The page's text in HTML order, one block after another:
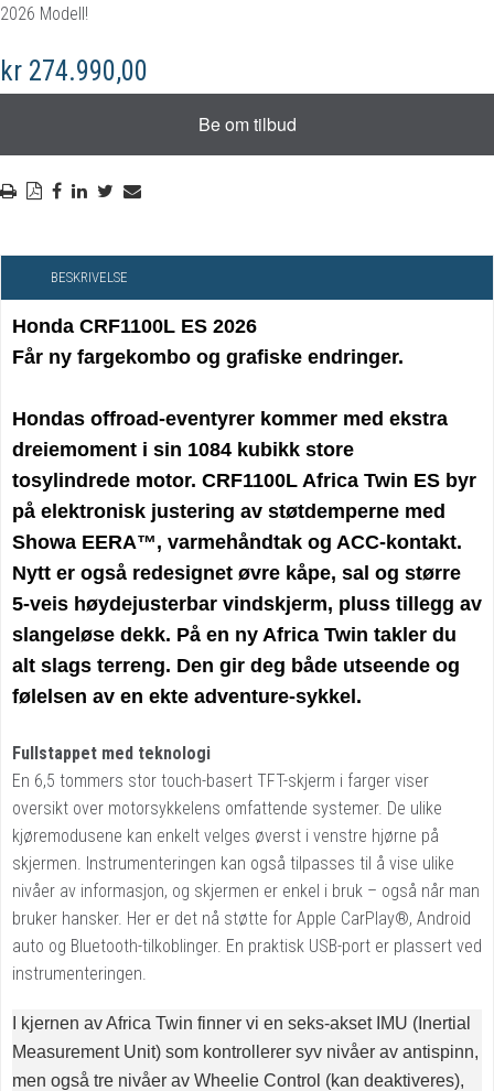
2026 Modell!
kr 274.990,00
BESKRIVELSE
Honda CRF1100L ES 2026
Får ny fargekombo og grafiske endringer.
Hondas offroad-eventyrer kommer med ekstra
dreiemoment i sin 1084 kubikk store
tosylindrede motor. CRF1100L Africa Twin ES byr
på elektronisk justering av støtdemperne med
Showa EERA™, varmehåndtak og ACC-kontakt.
Nytt er også redesignet øvre kåpe, sal og større
5-veis høydejusterbar vindskjerm, pluss tillegg av
slangeløse dekk. På en ny Africa Twin takler du
alt slags terreng. Den gir deg både utseende og
følelsen av en ekte adventure-sykkel.
Fullstappet med teknologi
En 6,5 tommers stor touch-basert TFT-skjerm i farger viser
oversikt over motorsykkelens omfattende systemer. De ulike
kjøremodusene kan enkelt velges øverst i venstre hjørne på
skjermen. Instrumenteringen kan også tilpasses til å vise ulike
nivåer av informasjon, og skjermen er enkel i bruk – også når man
bruker hansker. Her er det nå støtte for Apple CarPlay®, Android
auto og Bluetooth-tilkoblinger. En praktisk USB-port er plassert ved
instrumenteringen.
I kjernen av Africa Twin finner vi en seks-akset IMU (Inertial
Measurement Unit) som kontrollerer syv nivåer av antispinn,
men også tre nivåer av Wheelie Control (kan deaktiveres),